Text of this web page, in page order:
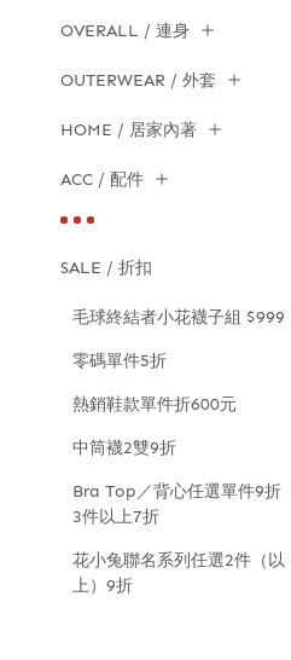
OVERALL / 連身
OUTERWEAR / 外套
HOME / 居家內著
ACC / 配件
SALE / 折扣
毛球終結者小花襪子組 $999
零碼單件5折
熱銷鞋款單件折600元
中筒襪2雙9折
Bra Top／背心任選單件9折
3件以上7折
花小兔聯名系列任選2件（以
上）9折